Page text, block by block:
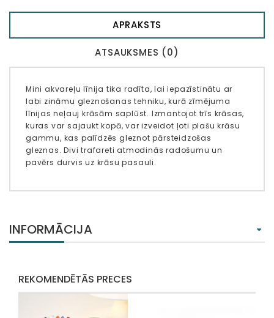
APRAKSTS
ATSAUKSMES (0)
Mini akvareļu līnija tika radīta, lai iepazīstinātu ar
labi zināmu gleznošanas tehniku, kurā zīmējuma
līnijas neļauj krāsām saplūst. Izmantojot trīs krāsas,
kuras var sajaukt kopā, var izveidot ļoti plašu krāsu
gammu, kas palīdzēs gleznot pārsteidzošas
gleznas. Divi trafareti atmodinās radošumu un
pavērs durvis uz krāsu pasauli.
INFORMĀCIJA
REKOMENDĒTĀS PRECES